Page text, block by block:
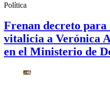
Política
Frenan decreto
vitalicia a Verónica
en el Ministerio de